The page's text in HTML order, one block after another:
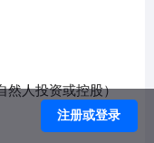
然人投资或控股）
注册或登录